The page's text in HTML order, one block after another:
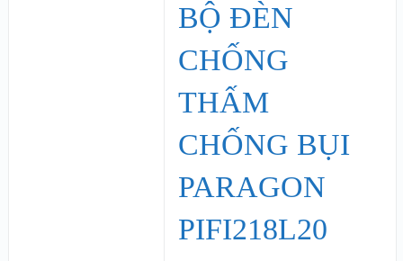
BỘ ĐÈN
CHỐNG
THẤM
CHỐNG BỤI
PARAGON
PIFI218L20